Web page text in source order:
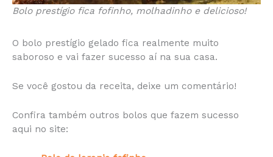
Bolo prestígio fica fofinho, molhadinho e delicioso!
O bolo prestígio gelado fica realmente muito
saboroso e vai fazer sucesso aí na sua casa.
Se você gostou da receita, deixe um comentário!
Confira também outros bolos que fazem sucesso
aqui no site: